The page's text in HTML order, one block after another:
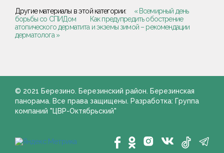
Другие материалы в этой категории:
« Всемирный день
борьбы со СПИДом
Как предупредить обострение
атопического дерматита и экземы зимой – рекомендации
дерматолога »
© 2021 Березино. Березинский район. Березинская
панорама. Все права защищены. Разработка: Группа
компаний "ЦВР-Октябрьский"